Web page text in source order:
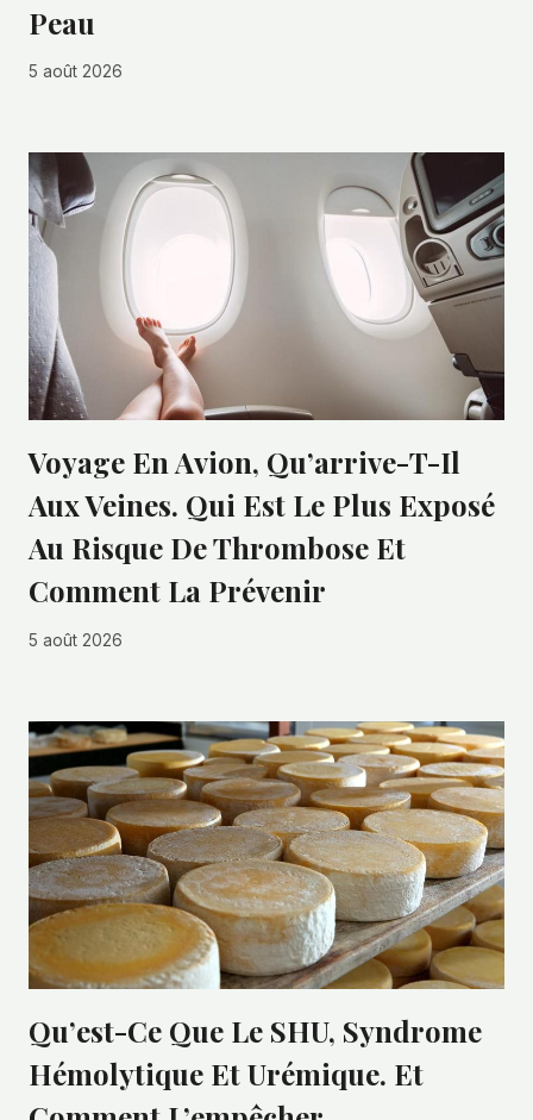
Peau
5 août 2026
Voyage En Avion, Qu’arrive-T-Il
Aux Veines. Qui Est Le Plus Exposé
Au Risque De Thrombose Et
Comment La Prévenir
5 août 2026
Qu’est-Ce Que Le SHU, Syndrome
Hémolytique Et Urémique. Et